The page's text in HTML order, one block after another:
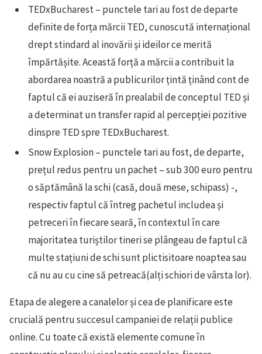
TEDxBucharest – punctele tari au fost de departe
definite de forța mărcii TED, cunoscută internațional
drept stindard al inovării și ideilor ce merită
împărtășite. Această forță a mărcii a contribuit la
abordarea noastră a publicurilor țintă ținând cont de
faptul că ei auziseră în prealabil de conceptul TED și
a determinat un transfer rapid al percepției pozitive
dinspre TED spre TEDxBucharest.
Snow Explosion – punctele tari au fost, de departe,
prețul redus pentru un pachet – sub 300 euro pentru
o săptămână la schi (casă, două mese, schipass) -,
respectiv faptul că întreg pachetul includea și
petreceri în fiecare seară, în contextul în care
majoritatea turiștilor tineri se plângeau de faptul că
multe stațiuni de schi sunt plictisitoare noaptea sau
că nu au cu cine să petreacă(alți schiori de vârsta lor).
Etapa de alegere a canalelor și cea de planificare este
crucială pentru succesul campaniei de relații publice
online. Cu toate că există elemente comune în